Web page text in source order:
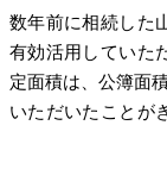
数年前に相続した
有効活用していた
定面積は、公簿面
いただいたことが
有してから30年